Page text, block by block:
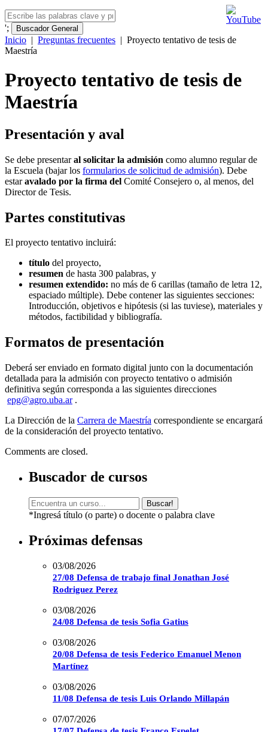
'; Buscador General
Inicio | Preguntas frecuentes | Proyecto tentativo de tesis de
Maestría
Proyecto tentativo de tesis de
Maestría
Presentación y aval
Se debe presentaral solicitar la admisión como alumno regular de
la Escuela (bajar los formularios de solicitud de admisión). Debe
estaravalado por la firma del Comité Consejero o, al menos, del
Director de Tesis.
Partes constitutivas
El proyecto tentativo incluirá:
título del proyecto,
resumen de hasta 300 palabras, y
resumen extendido: no más de 6 carillas (tamaño de letra 12,
espaciado múltiple). Debe contener las siguientes secciones:
Introducción, objetivos e hipótesis (si las tuviese), materiales y
métodos, factibilidad y bibliografía.
Formatos de presentación
Deberá ser enviado en formato digital junto con la documentación
detallada para la admisión con proyecto tentativo o admisión
definitiva según corresponda a las siguientes direcciones
epg@agro.uba.ar.
La Dirección de la Carrera de Maestría correspondiente se encargará
de la consideración del proyecto tentativo.
Comments are closed.
Buscador de cursos
Buscar!
*Ingresá título (o parte) o docente o palabra clave
Próximas defensas
03/08/2026
27/08 Defensa de trabajo final Jonathan José
Rodriguez Perez
03/08/2026
24/08 Defensa de tesis Sofia Gatius
03/08/2026
20/08 Defensa de tesis Federico Emanuel Menon
Martínez
03/08/2026
11/08 Defensa de tesis Luis Orlando Millapán
07/07/2026